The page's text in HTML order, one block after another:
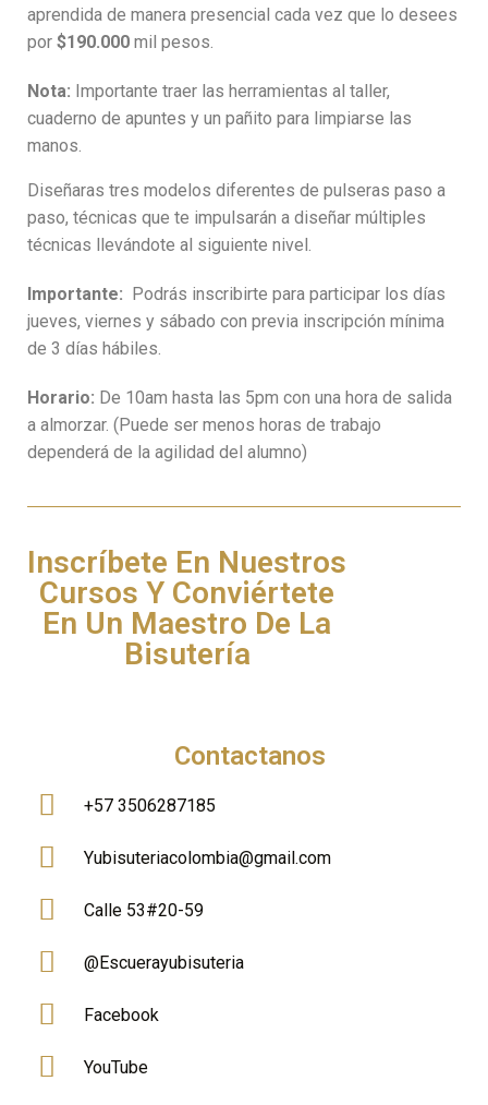
aprendida de manera presencial cada vez que lo desees
por $190.000 mil pesos.
Nota: Importante traer las herramientas al taller,
cuaderno de apuntes y un pañito para limpiarse las
manos.
Diseñaras tres modelos diferentes de pulseras paso a
paso, técnicas que te impulsarán a diseñar múltiples
técnicas llevándote al siguiente nivel.
Importante: Podrás inscribirte para participar los días
jueves, viernes y sábado con previa inscripción mínima
de 3 días hábiles.
Horario: De 10am hasta las 5pm con una hora de salida
a almorzar. (Puede ser menos horas de trabajo
dependerá de la agilidad del alumno)
Inscríbete En Nuestros
Cursos Y Conviértete
En Un Maestro De La
Bisutería
Contactanos
+57 3506287185
Yubisuteriacolombia@gmail.com
Calle 53#20-59
@Escuerayubisuteria
Facebook
YouTube